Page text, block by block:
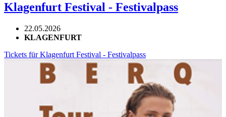
Klagenfurt Festival - Festivalpass
22.05.2026
KLAGENFURT
Tickets für Klagenfurt Festival - Festivalpass